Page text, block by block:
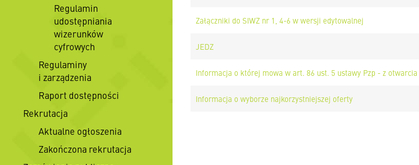
Regulamin
udostępniania
wizerunków
cyfrowych
Regulaminy
i zarządzenia
Raport dostępności
Rekrutacja
Aktualne ogłoszenia
Zakończona rekrutacja
Załączniki do SIWZ nr 1, 4-6 w wersji edytowalnej
JEDZ
Informacja o której mowa w art. 86 ust. 5 ustawy Pzp - z
Informacja o wyborze najkorzystniejszej oferty